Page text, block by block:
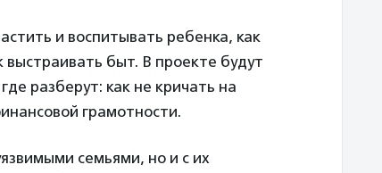
и воспитывать ребенка, как
выстраивать быт. В проекте будут
разберут: как не кричать на
грамотности.
семьями, но и с их